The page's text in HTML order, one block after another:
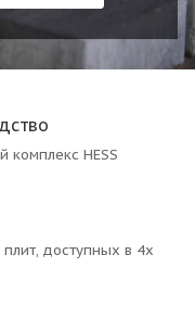
комплекс HESS
доступных в 4х